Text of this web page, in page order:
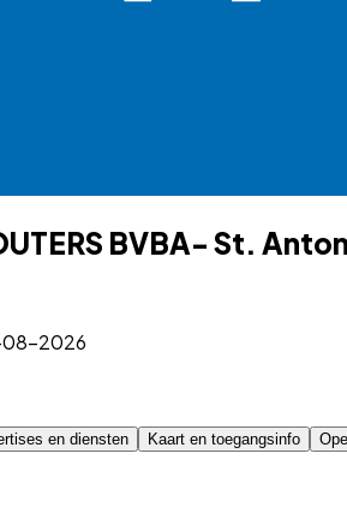
BVBA- St.
08-2026
en diensten Kaart en toegangsinfo